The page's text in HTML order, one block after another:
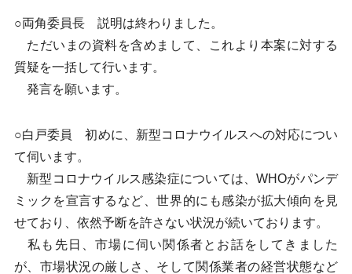
○両角委員長 説明は終わりました。
ただいまの資料を含めまして、これより本案に対する
質疑を一括して行います。
発言を願います。
○白戸委員 初めに、新型コロナウイルスへの対応につい
て伺います。
新型コロナウイルス感染症については、WHOがパンデ
ミックを宣言するなど、世界的にも感染が拡大傾向を見
せており、依然予断を許さない状況が続いております。
私も先日、市場に伺い関係者とお話をしてきました
が、市場状況の厳しさ、そして関係業者の経営状態など